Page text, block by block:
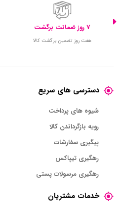
7 روز ضمانت برگشت
هفت روز تضمین برگشت کالا
دسترسی های سریع
شیوه های پرداخت
رویه بازگرداندن کالا
پیگیری سفارشات
رهگیری تیپاکس
رهگیری مرسولات پستی
خدمات مشتریان